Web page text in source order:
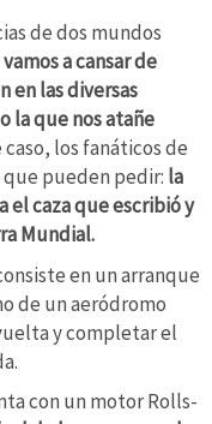
de dos mundos
a cansar de
en las diversas
la que nos atañe
caso, los fanáticos de
pueden pedir: la
el caza que escribió y
Mundial.
en un arranque
de un aeródromo
y completar el
con un motor Rolls-